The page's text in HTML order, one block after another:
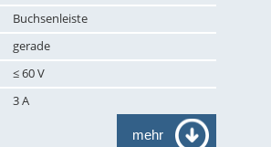
Buchsenleiste
gerade
≤ 60 V
3 A
mehr